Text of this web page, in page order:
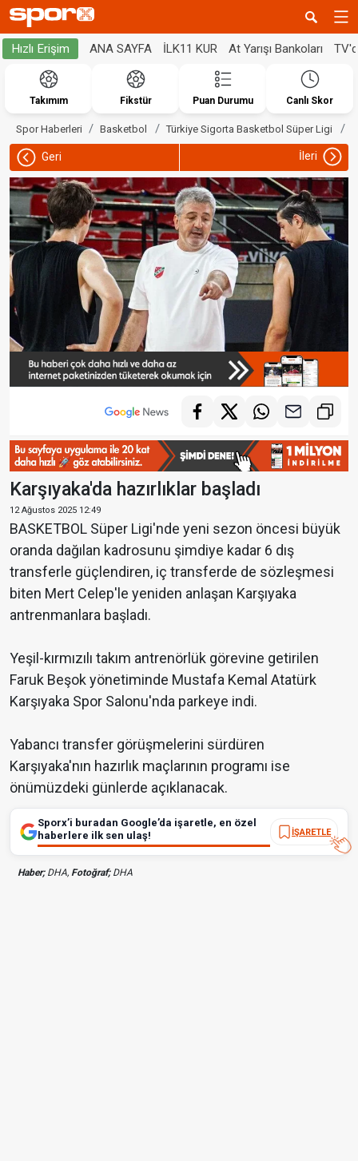
Hızlı Erişim ANA SAYFA İLK11 KUR At Yarışı Bankoları
Takımım Fikstür Puan Durumu Canlı Skor
Spor Haberleri Basketbol Türkiye Sigorta Basketbol Süper Ligi
Geri İleri
Karşıyaka'da hazırlıklar başladı
12 Ağustos 2025 12:49
BASKETBOL Süper Ligi'nde yeni sezon öncesi büyük
oranda dağılan kadrosunu şimdiye kadar 6 dış
transferle güçlendiren, iç transferde de sözleşmesi
biten Mert Celep'le yeniden anlaşan Karşıyaka
antrenmanlara başladı.
Yeşil-kırmızılı takım antrenörlük görevine getirilen
Faruk Beşok yönetiminde Mustafa Kemal Atatürk
Karşıyaka Spor Salonu'nda parkeye indi.
Yabancı transfer görüşmelerini sürdüren
Karşıyaka'nın hazırlık maçlarının programı ise
önümüzdeki günlerde açıklanacak.
Sporx’i buradan Google’da işaretle, en özel
haberlere ilk sen ulaş!
İŞARETLE
Haber;DHA, Fotoğraf;DHA